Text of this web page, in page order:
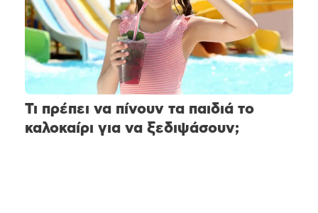
Τι πρέπει να πίνουν τα παιδιά το
καλοκαίρι για να ξεδιψάσουν;